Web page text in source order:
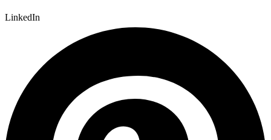
LinkedIn